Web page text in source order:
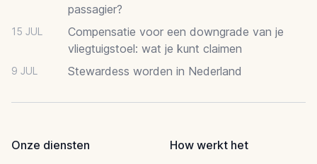
passagier?
15 JUL
Compensatie voor een downgrade van je
vliegtuigstoel: wat je kunt claimen
9 JUL Stewardess worden in Nederland
Onze diensten
How werkt het